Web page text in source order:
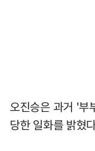
오진승은 과거 '부
당한 일화를 밝혔